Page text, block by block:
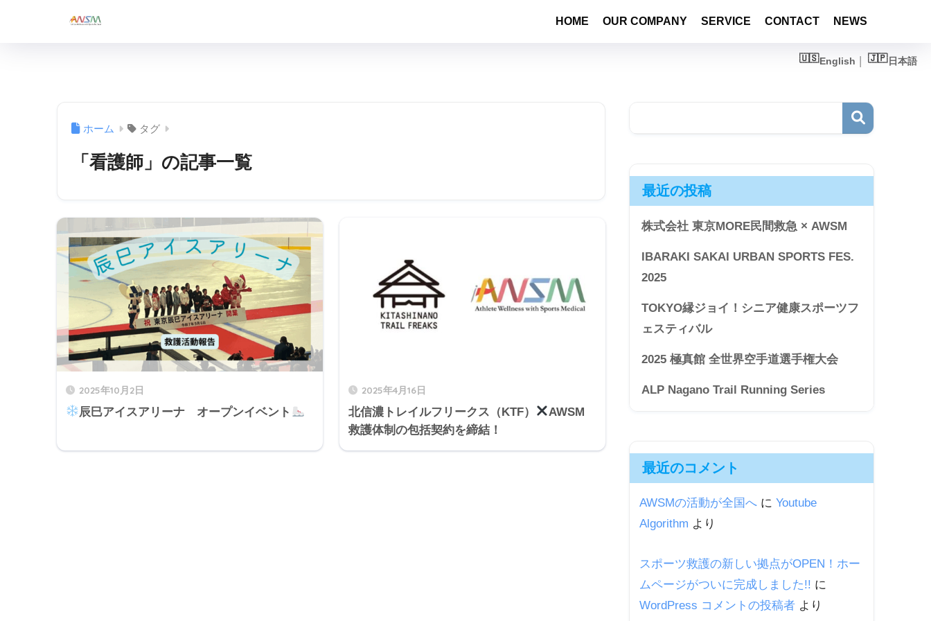
HOME OUR COMPANY SERVICE CONTACT NEWS
English 日本語
ホーム タグ
「看護師」の記事一覧
2025年10月2日
辰巳アイスアリーナ オープンイベント
2025年4月16日
北信濃トレイルフリークス（KTF）
AWSM
救護体制の包括契約を締結！
最近の投稿
株式会社 東京MORE民間救急 × AWSM
IBARAKI SAKAI URBAN SPORTS FES.
2025
TOKYO縁ジョイ！シニア健康スポーツフ
ェスティバル
2025 極真館 全世界空手道選手権大会
ALP Nagano Trail Running Series
最近のコメント
AWSMの活動が全国へ に Youtube
Algorithm より
スポーツ救護の新しい拠点がOPEN！ホー
ムページがついに完成しました!! に
WordPress コメントの投稿者 より